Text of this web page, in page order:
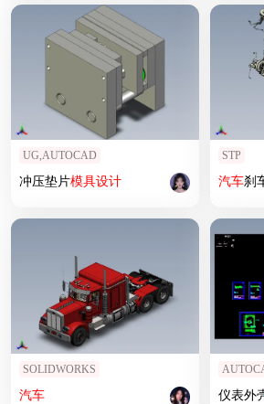
UG,AUTOCAD
冲压垫片模具设计
STP
汽车刹
SOLIDWORKS
汽车 仪表外